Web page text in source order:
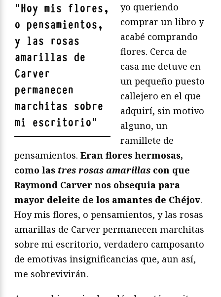
"Hoy mis flores,
o pensamientos,
y las rosas
amarillas de
Carver
permanecen
marchitas sobre
mi escritorio"
yo queriendo
comprar un libro y
acabé comprando
flores. Cerca de
casa me detuve en
un pequeño puesto
callejero en el que
adquirí, sin motivo
alguno, un
ramillete de
pensamientos. Eran flores hermosas,
como las tres rosas amarillas con que
Raymond Carver nos obsequia para
mayor deleite de los amantes de Chéjov.
Hoy mis flores, o pensamientos, y las rosas
amarillas de Carver permanecen marchitas
sobre mi escritorio, verdadero camposanto
de emotivas insignificancias que, aun así,
me sobrevivirán.